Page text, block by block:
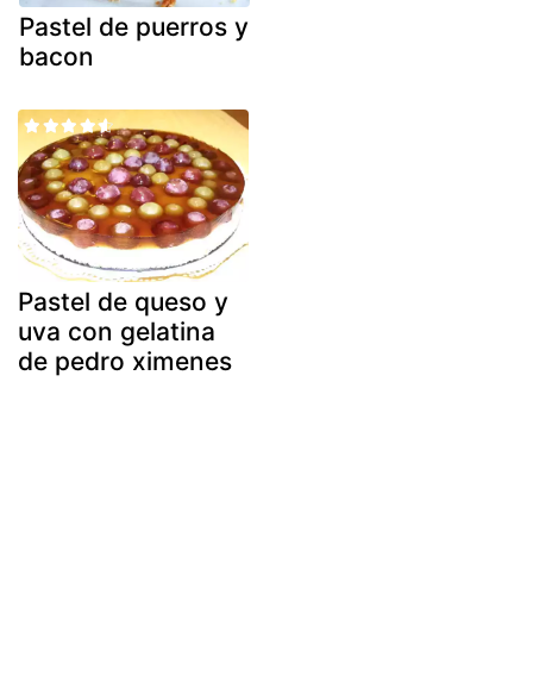
Pastel de puerros y
bacon
Pastel de queso y
uva con gelatina
de pedro ximenes